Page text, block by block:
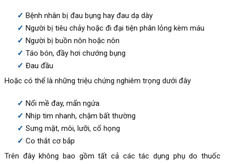
Bệnh nhân bị đau bụng hay đau dạ dày
Người bị tiêu chảy hoặc đi đại tiện phân lỏng kèm máu
Người bị buồn nôn hoặc nôn
Táo bón, đầy hơi chướng bụng
Đau đầu
Hoặc có thể là những triệu chứng nghiêm trọng dưới đây
Nổi mề đay, mẩn ngứa
Nhịp tim nhanh, chậm bất thường
Sưng mặt, môi, lưỡi, cổ họng
Co thắt cơ bắp
Trên đây không bao gồm tất cả các tác dụng phụ do thuốc